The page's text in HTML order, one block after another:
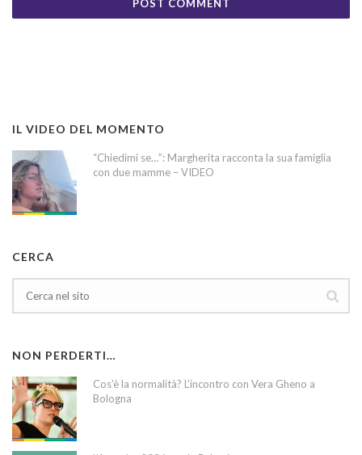
IL VIDEO DEL MOMENTO
“Chiedimi se…”: Margherita racconta la sua famiglia
con due mamme – VIDEO
CERCA
NON PERDERTI…
Cos’è la normalità? L’incontro con Vera Gheno a
Bologna